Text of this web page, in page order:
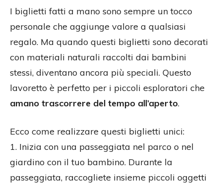
I biglietti fatti a mano sono sempre un tocco
personale che aggiunge valore a qualsiasi
regalo. Ma quando questi biglietti sono decorati
con materiali naturali raccolti dai bambini
stessi, diventano ancora più speciali. Questo
lavoretto è perfetto per i piccoli esploratori che
amano trascorrere del tempo all’aperto.
Ecco come realizzare questi biglietti unici:
1. Inizia con una passeggiata nel parco o nel
giardino con il tuo bambino. Durante la
passeggiata, raccogliete insieme piccoli oggetti